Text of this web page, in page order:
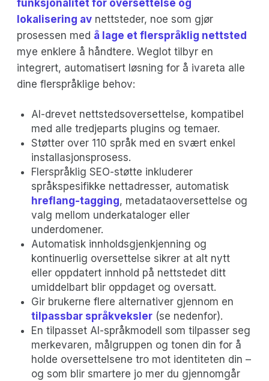
funksjonalitet for oversettelse og
lokalisering av nettsteder, noe som gjør
prosessen med å lage et flerspråklig nettsted
mye enklere å håndtere. Weglot tilbyr en
integrert, automatisert løsning for å ivareta alle
dine flerspråklige behov:
AI-drevet nettstedsoversettelse, kompatibel
med alle tredjeparts plugins og temaer.
Støtter over 110 språk med en svært enkel
installasjonsprosess.
Flerspråklig SEO-støtte inkluderer
språkspesifikke nettadresser, automatisk
hreflang-tagging, metadataoversettelse og
valg mellom underkataloger eller
underdomener.
Automatisk innholdsgjenkjenning og
kontinuerlig oversettelse sikrer at alt nytt
eller oppdatert innhold på nettstedet ditt
umiddelbart blir oppdaget og oversatt.
Gir brukerne flere alternativer gjennom en
tilpassbar språkveksler (se nedenfor).
En tilpasset AI-språkmodell som tilpasser seg
merkevaren, målgruppen og tonen din for å
holde oversettelsene tro mot identiteten din –
og som blir smartere jo mer du gjennomgår